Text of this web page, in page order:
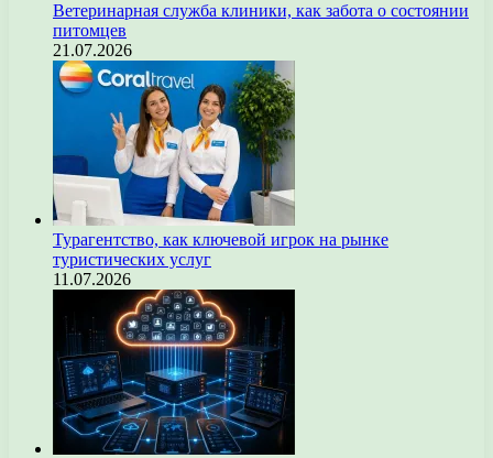
Ветеринарная служба клиники, как забота о состоянии
питомцев
21.07.2026
Турагентство, как ключевой игрок на рынке
туристических услуг
11.07.2026